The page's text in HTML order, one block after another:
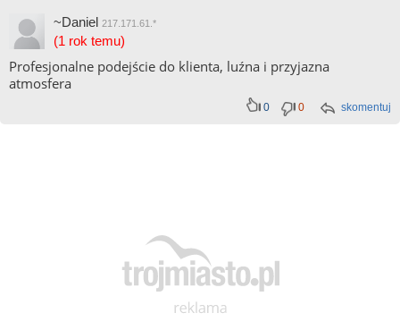
~Daniel 217.171.61.*
(1 rok temu)
Profesjonalne podejście do klienta, luźna i przyjazna
atmosfera
skomentuj
0 0